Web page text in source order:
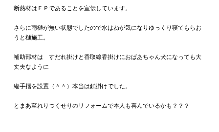
断熱材はＦＰであることを宣伝しています。
さらに雨樋が無い状態でしたので水はねが気になりゆっくり寝てもらお
うと樋施工。
補助部材は すだれ掛けと香取線香掛けにおばあちゃん犬になっても大
丈夫なように
縦手摺を設置（＾＾）本当は鎖掛けでした。
とまあ至れりつくせりのリフォームで本人も喜んでいるかも？？？